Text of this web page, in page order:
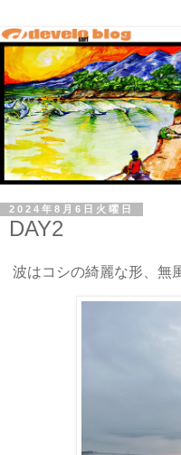
2024年8月6日火曜日
DAY2
波はコシの綺麗な形、無